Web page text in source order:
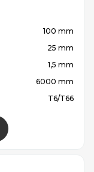
100 mm
25 mm
1,5 mm
6000 mm
T6/T66